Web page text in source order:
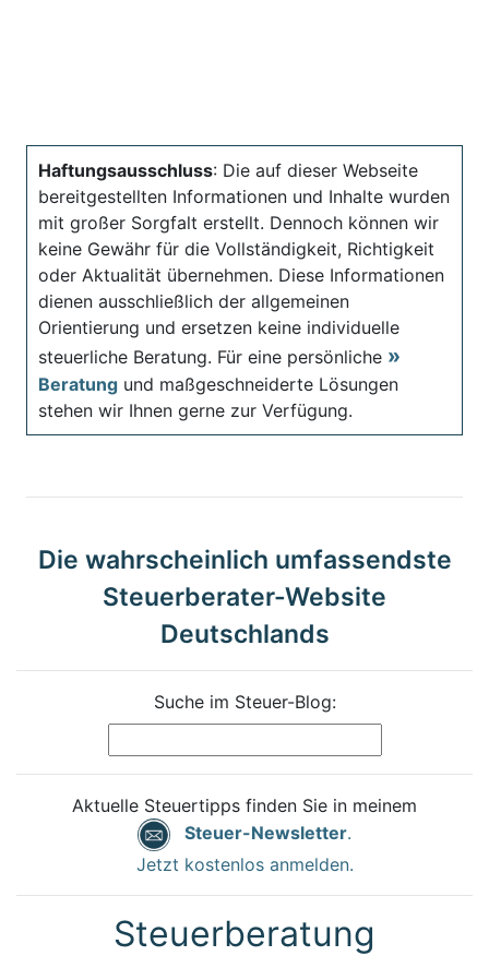
Haftungsausschluss: Die auf dieser Webseite
bereitgestellten Informationen und Inhalte wurden
mit großer Sorgfalt erstellt. Dennoch können wir
keine Gewähr für die Vollständigkeit, Richtigkeit
oder Aktualität übernehmen. Diese Informationen
dienen ausschließlich der allgemeinen
Orientierung und ersetzen keine individuelle
steuerliche Beratung. Für eine persönliche
Beratung und maßgeschneiderte Lösungen
stehen wir Ihnen gerne zur Verfügung.
Die wahrscheinlich umfassendste
Steuerberater-Website
Deutschlands
Suche im Steuer-Blog:
Aktuelle Steuertipps finden Sie in meinem
Steuer-Newsletter.
Jetzt kostenlos anmelden.
Steuerberatung